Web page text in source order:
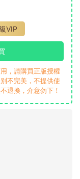
VIP
，請購買正版授權
不完美，不提供使
退換，介意勿下！